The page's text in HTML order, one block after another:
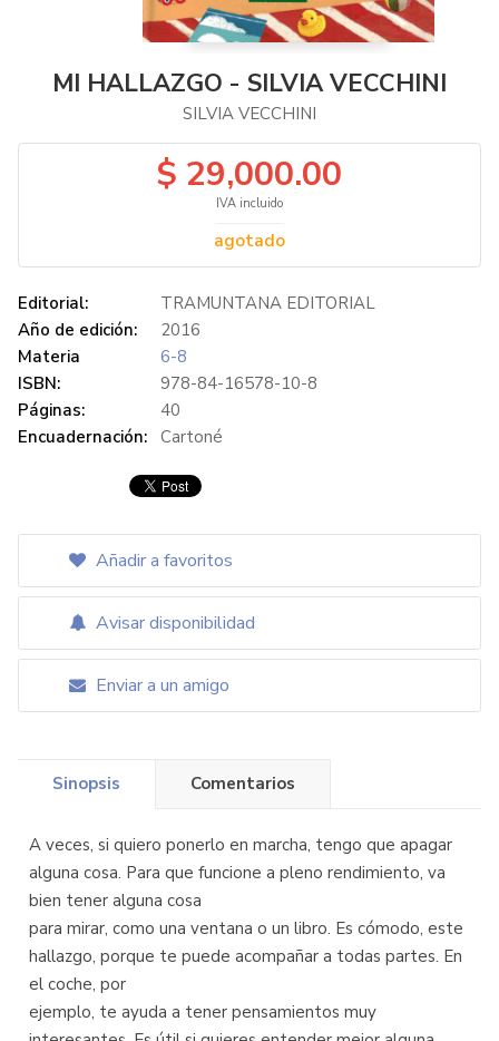
MI HALLAZGO - SILVIA VECCHINI
SILVIA VECCHINI
$ 29,000.00
IVA incluido
agotado
Editorial:
TRAMUNTANA EDITORIAL
Año de edición:
2016
Materia
6-8
ISBN:
978-84-16578-10-8
Páginas:
40
Encuadernación: Cartoné
Añadir a favoritos
Avisar disponibilidad
Enviar a un amigo
Sinopsis Comentarios
A veces, si quiero ponerlo en marcha, tengo que apagar
alguna cosa. Para que funcione a pleno rendimiento, va
bien tener alguna cosa
para mirar, como una ventana o un libro. Es cómodo, este
hallazgo, porque te puede acompañar a todas partes. En
el coche, por
ejemplo, te ayuda a tener pensamientos muy